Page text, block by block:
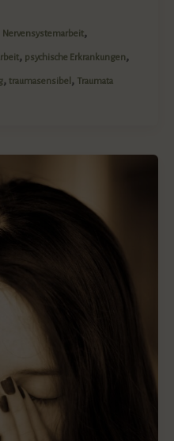
Nervensystemarbeit,
, psychische Erkrankungen,
,traumasensibel , Traumata